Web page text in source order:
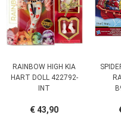
RAINBOW HIGH KIA
HART DOLL 422792-
INT
€ 43,90